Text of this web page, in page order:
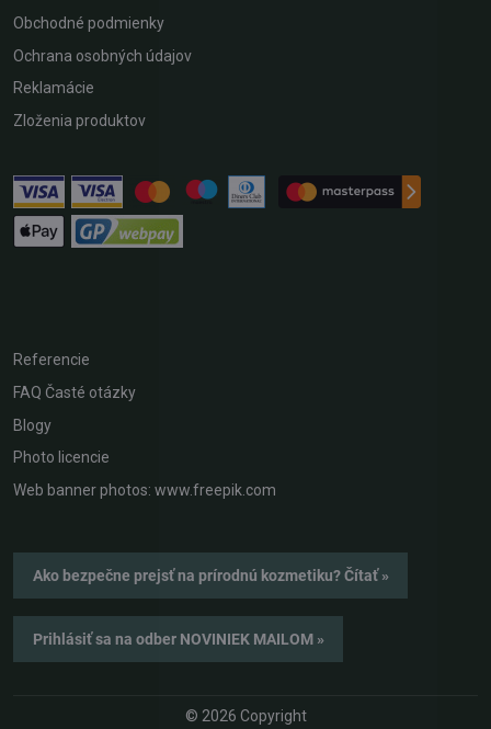
Obchodné podmienky
Ochrana osobných údajov
Reklamácie
Zloženia produktov
Referencie
FAQ Časté otázky
Blogy
Photo licencie
Web banner photos: www.freepik.com
Ako bezpečne prejsť na prírodnú kozmetiku? Čítať »
Prihlásiť sa na odber NOVINIEK MAILOM »
© 2026 Copyright